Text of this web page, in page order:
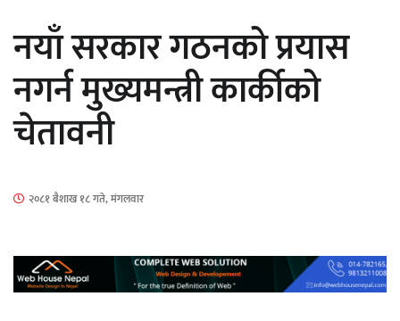
नेपालगञ्जमा पर्खाल भत्किँदा दुई मजदुरको मृत्यु
नयाँ सरकार गठनको प्रयास
नगर्न मुख्यमन्त्री कार्कीको
चेतावनी
२०८१ बैशाख १८ गते, मंगलवार